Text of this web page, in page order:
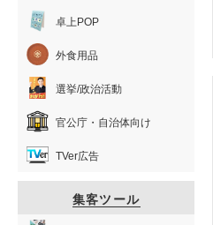
卓上POP
外食用品
選挙/政治活動
官公庁・自治体向け
TVer広告
集客ツール